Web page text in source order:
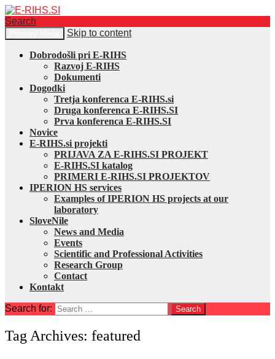
E-RIHS.SI
Search
Skip to content
Dobrodošli pri E-RIHS
Razvoj E-RIHS
Dokumenti
Dogodki
Tretja konferenca E-RIHS.si
Druga konferenca E-RIHS.SI
Prva konferenca E-RIHS.SI
Novice
E-RIHS.si projekti
PRIJAVA ZA E-RIHS.SI PROJEKT
E-RIHS.SI katalog
PRIMERI E-RIHS.SI PROJEKTOV
IPERION HS services
Examples of IPERION HS projects at our
laboratory
SloveNile
News and Media
Events
Scientific and Professional Activities
Research Group
Contact
Kontakt
Search for:
Tag Archives: featured